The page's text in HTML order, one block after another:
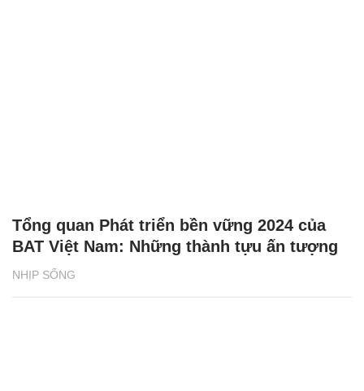
NHỊP SỐNG
Tổng quan Phát triển bền vững 2024 của
BAT Việt Nam: Những thành tựu ấn tượng